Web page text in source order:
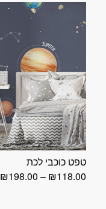
טפט כוכבי לכת
₪118.00
–
₪198.00